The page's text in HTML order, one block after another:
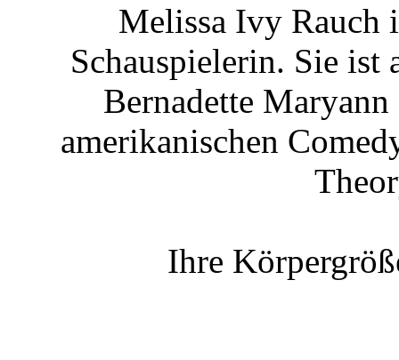
Melissa Ivy Rauch
Schauspielerin. Sie ist
Bernadette
amerikanischen
Ihre